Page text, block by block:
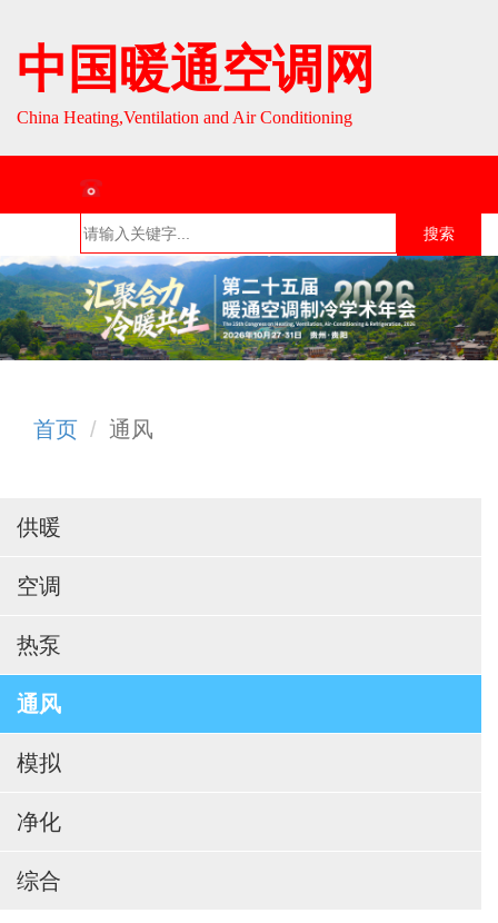
中国暖通空调网
China Heating,Ventilation and Air Conditioning
搜索
首页
组织介
绍
组织活
动
行业资
讯
English
首页 通风
供暖
空调
热泵
通风
模拟
净化
综合